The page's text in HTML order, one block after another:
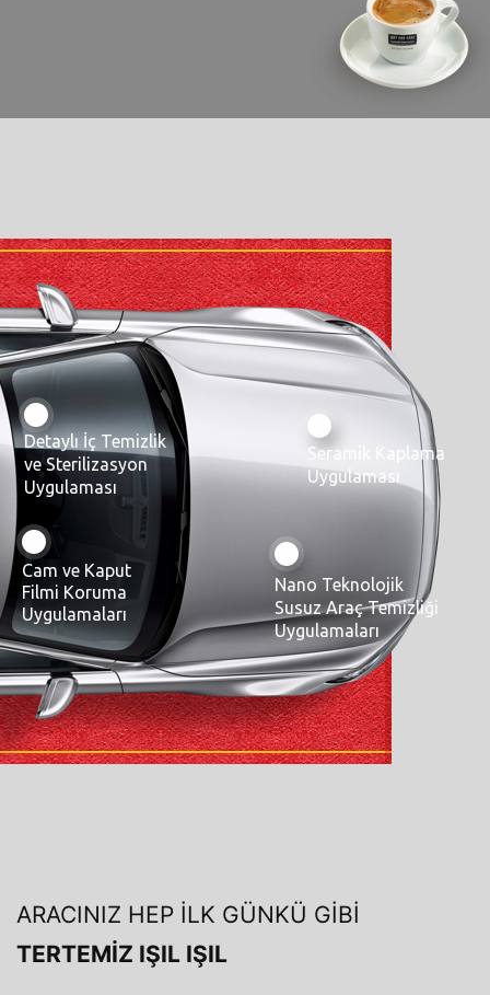
Cam ve Kaput
Filmi Koruma
Uygulamaları
Nano Teknolojik
Susuz Araç Temizliği
Uygulamaları
Seramik Kaplama
Uygulaması
Detaylı İç Temizlik
ve Sterilizasyon
Uygulaması
ARACINIZ HEP İLK GÜNKÜ GİBİ
TERTEMİZ IŞIL IŞIL